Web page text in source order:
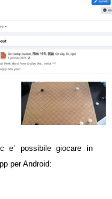
e’ possibile giocare in
per Android: